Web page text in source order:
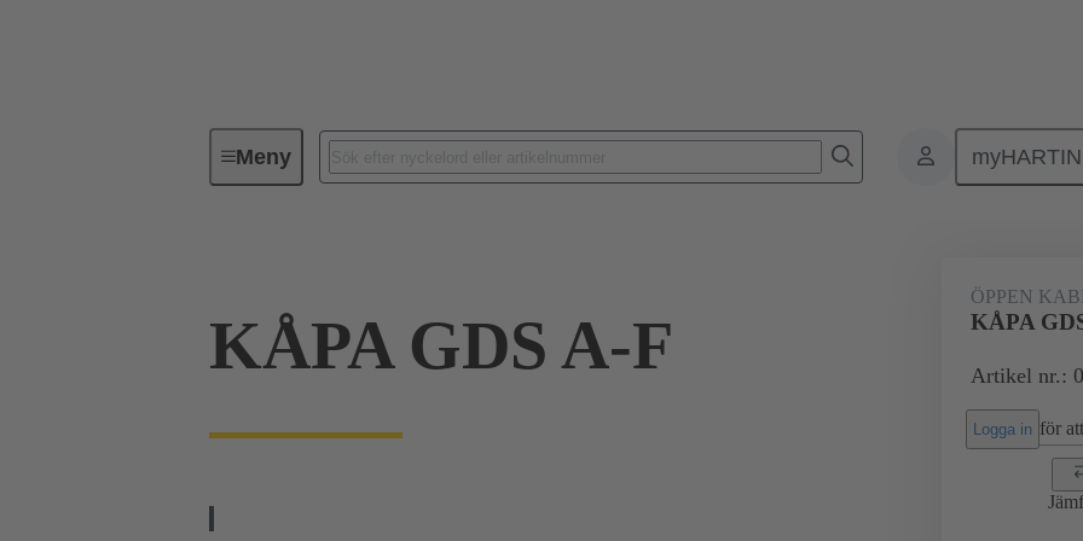
MenySerie
KÅPA GDS A-F
ÖPPEN
KÅPA
Artikel nr.:
Logga in för